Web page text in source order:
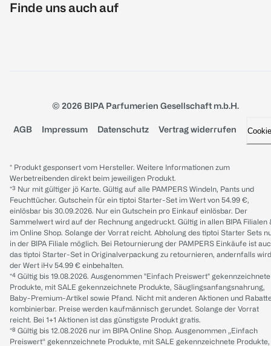
Finde uns auch auf
© 2026 BIPA Parfumerien Gesellschaft m.b.H.
AGB Impressum Datenschutz Vertrag widerrufen
* Produkt gesponsert vom Hersteller. Weitere Informationen zum
Werbetreibenden direkt beim jeweiligen Produkt.
*³ Nur mit gültiger jö Karte. Gültig auf alle PAMPERS Windeln, Pants und
Feuchttücher. Gutschein für ein tiptoi Starter-Set im Wert von 54.99 €,
einlösbar bis 30.09.2026. Nur ein Gutschein pro Einkauf einlösbar. Der
Sammelwert wird auf der Rechnung angedruckt. Gültig in allen BIPA Filialen
im Online Shop. Solange der Vorrat reicht. Abholung des tiptoi Starter Sets
in der BIPA Filiale möglich. Bei Retournierung der PAMPERS Einkäufe ist
das tiptoi Starter-Set in Originalverpackung zu retournieren, andernfalls wird
der Wert iHv 54.99 € einbehalten.
*⁴ Gültig bis 19.08.2026. Ausgenommen "Einfach Preiswert" gekennzeichnete
Produkte, mit SALE gekennzeichnete Produkte, Säuglingsanfangsnahrung,
Baby-Premium-Artikel sowie Pfand. Nicht mit anderen Aktionen und
kombinierbar. Preise werden kaufmännisch gerundet. Solange der Vorrat
reicht. Bei 1+1 Aktionen ist das günstigste Produkt gratis.
*⁸ Gültig bis 12.08.2026 nur im BIPA Online Shop. Ausgenommen „Einfach
Preiswert“ gekennzeichnete Produkte, mit SALE gekennzeichnete Produkte,